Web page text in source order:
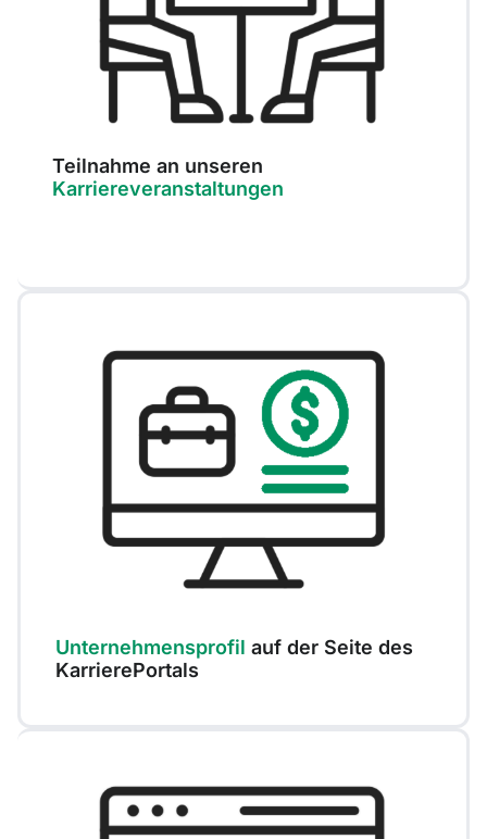
Teilnahme an unseren
Karriereveranstaltungen
Unternehmensprofil auf der Seite des
KarrierePortals